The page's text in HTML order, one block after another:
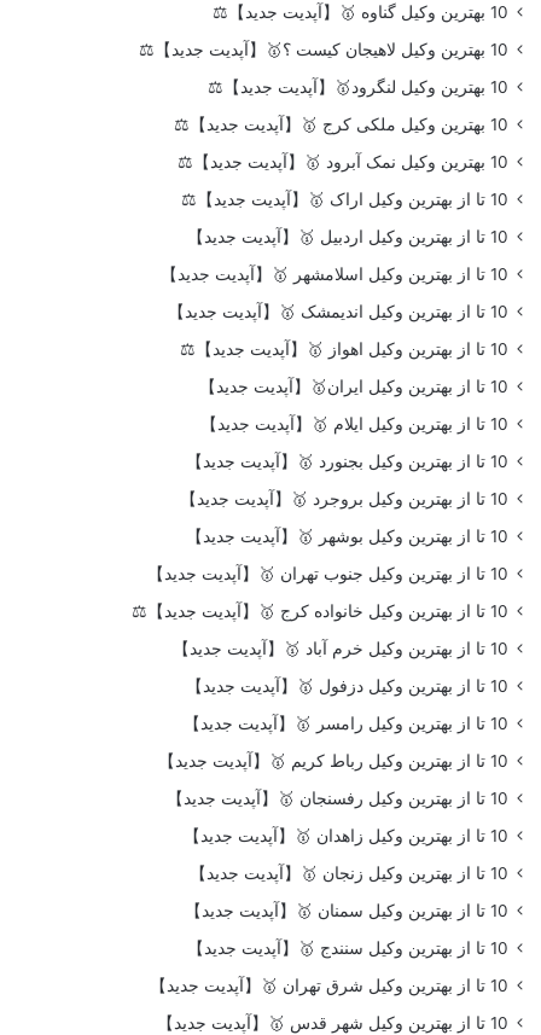
10 بهترین وکیل گناوه 🥇【آپدیت جدید】⚖️
10 بهترین وکیل لاهیجان کیست ؟🥇【آپدیت جدید】⚖️
10 بهترین وکیل لنگرود🥇【آپدیت جدید】⚖️
10 بهترین وکیل ملکی کرج 🥇【آپدیت جدید】⚖️
10 بهترین وکیل نمک آبرود 🥇【آپدیت جدید】⚖️
10 تا از بهترین وکیل اراک 🥇【آپدیت جدید】⚖️
10 تا از بهترین وکیل اردبیل 🥇【آپدیت جدید】
10 تا از بهترین وکیل اسلامشهر 🥇【آپدیت جدید】
10 تا از بهترین وکیل اندیمشک 🥇【آپدیت جدید】
10 تا از بهترین وکیل اهواز 🥇【آپدیت جدید】⚖️
10 تا از بهترین وکیل ایران🥇【آپدیت جدید】
10 تا از بهترین وکیل ایلام 🥇【آپدیت جدید】
10 تا از بهترین وکیل بجنورد 🥇【آپدیت جدید】
10 تا از بهترین وکیل بروجرد 🥇【آپدیت جدید】
10 تا از بهترین وکیل بوشهر 🥇【آپدیت جدید】
10 تا از بهترین وکیل جنوب تهران 🥇【آپدیت جدید】
10 تا از بهترین وکیل خانواده کرج 🥇【آپدیت جدید】⚖️
10 تا از بهترین وکیل خرم آباد 🥇【آپدیت جدید】
10 تا از بهترین وکیل دزفول 🥇【آپدیت جدید】
10 تا از بهترین وکیل رامسر 🥇【آپدیت جدید】
10 تا از بهترین وکیل رباط کریم 🥇【آپدیت جدید】
10 تا از بهترین وکیل رفسنجان 🥇【آپدیت جدید】
10 تا از بهترین وکیل زاهدان 🥇【آپدیت جدید】
10 تا از بهترین وکیل زنجان 🥇【آپدیت جدید】
10 تا از بهترین وکیل سمنان 🥇【آپدیت جدید】
10 تا از بهترین وکیل سنندج 🥇【آپدیت جدید】
10 تا از بهترین وکیل شرق تهران 🥇【آپدیت جدید】
10 تا از بهترین وکیل شهر قدس 🥇【آپدیت جدید】